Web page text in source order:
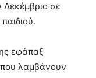
Δεκέμβριο σε
εφάπαξ
που λαμβάνουν